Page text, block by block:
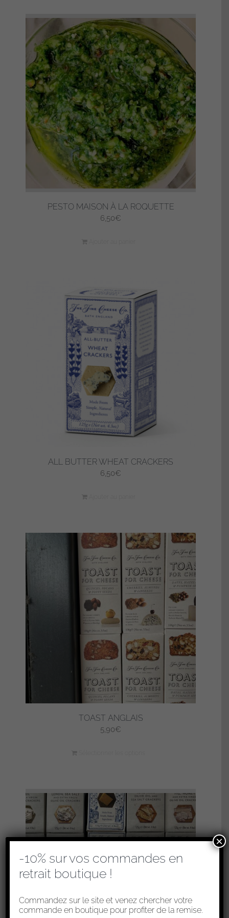
PESTO MAISON À LA ROQUETTE
6,50€
ALL BUTTER WHEAT CRACKERS
6,50€
TOAST ANGLAIS
5,90€
-10% sur vos commandes en
retrait boutique !
Commandez sur le site et venez chercher votre
commande en boutique pour profiter de la remise.
×